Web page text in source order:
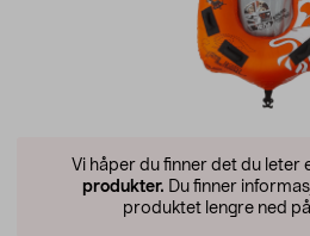
Vi håper du finner det du leter
produkter. Du finner
produktet lengre ned